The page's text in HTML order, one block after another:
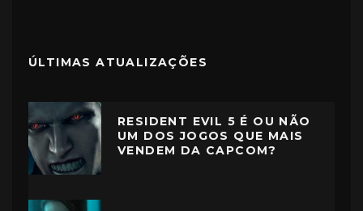
ÚLTIMAS ATUALIZAÇÕES
RESIDENT EVIL 5 É OU NÃO
UM DOS JOGOS QUE MAIS
VENDEM DA CAPCOM?